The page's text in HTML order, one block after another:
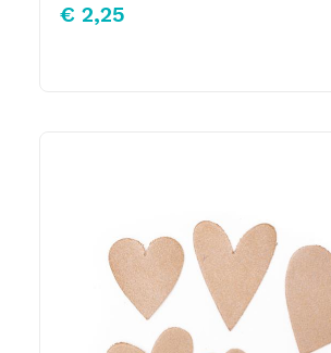
€ 2,25